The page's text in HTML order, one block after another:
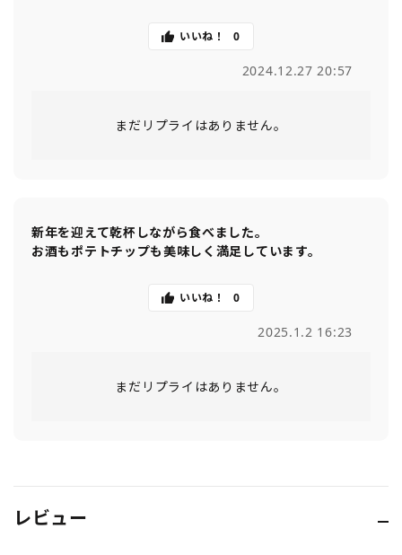
いいね！ 0
2024.12.27 20:57
まだリプライはありません。
新年を迎えて乾杯しながら食べました。
お酒もポテトチップも美味しく満足しています。
いいね！ 0
2025.1.2 16:23
まだリプライはありません。
レビュー